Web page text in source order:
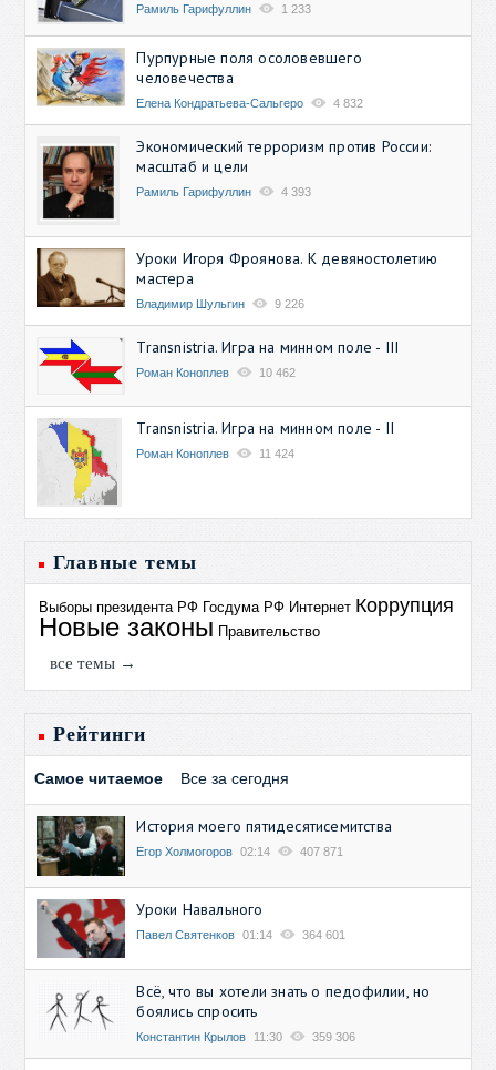
Рамиль Гарифуллин 1 233
Пурпурные поля осоловевшего
человечества
Елена Кондратьева-Сальгеро 4 832
Экономический терроризм против России:
масштаб и цели
Рамиль Гарифуллин 4 393
Уроки Игоря Фроянова. К девяностолетию
мастера
Владимир Шульгин 9 226
Transnistria. Игра на минном поле - III
Роман Коноплев 10 462
Transnistria. Игра на минном поле - II
Роман Коноплев 11 424
Главные темы
Выборы президента РФ Госдума РФ Интернет Коррупция
Новые законы Правительство
все темы →
Рейтинги
Самое читаемое Все за сегодня
История моего пятидесятисемитства
Егор Холмогоров 02:14 407 871
Уроки Навального
Павел Святенков 01:14 364 601
Всё, что вы хотели знать о педофилии, но
боялись спросить
Константин Крылов 11:30 359 306